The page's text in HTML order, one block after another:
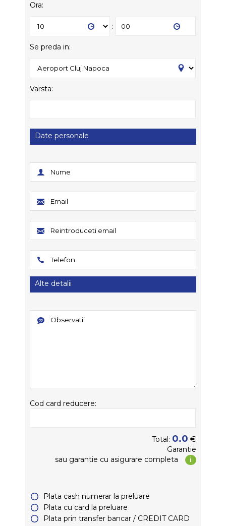
Ora:
:
Se preda in:
Varsta:
Date personale
Alte detalii
Cod card reducere:
Total: 0.0 €
Garantie
sau garantie cu asigurare completa i
Plata cash numerar la preluare
Plata cu card la preluare
Plata prin transfer bancar / CREDIT CARD